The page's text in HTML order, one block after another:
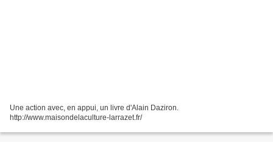
Une action avec, en appui, un livre d'Alain Daziron.
http://www.maisondelaculture-larrazet.fr/